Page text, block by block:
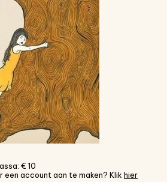
€ 10
een account aan te maken? Klik hier